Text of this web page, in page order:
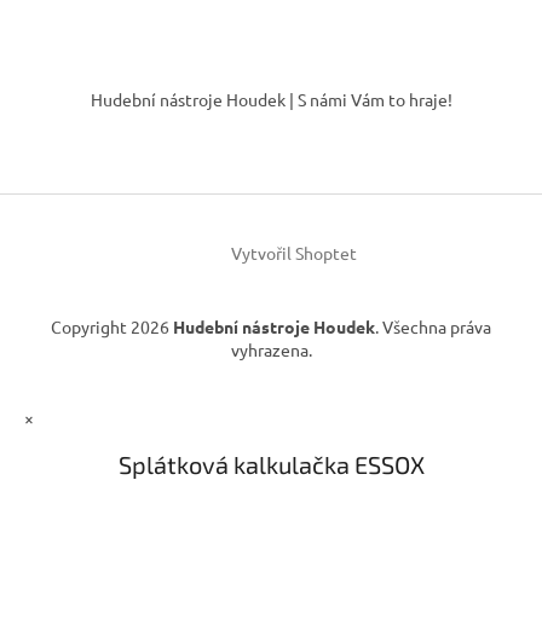
p
í
Hudební nástroje Houdek | S námi Vám to hraje!
Vytvořil Shoptet
Copyright 2026 Hudební nástroje Houdek. Všechna práva
vyhrazena.
×
Splátková kalkulačka ESSOX